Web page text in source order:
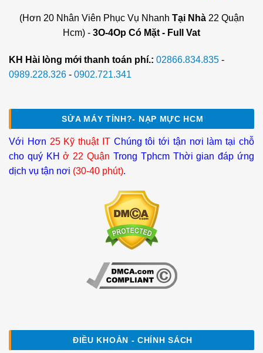
(Hơn 20 Nhân Viên Phục Vụ Nhanh Tại Nhà22 Quận
Hcm) - 3O-4Op Có Mặt - Full Vat
KH Hài lòng mới thanh toán phí.: 02866.834.835 -
0989.228.326 - 0902.721.341
SỬA MÁY TÍNH?- NẠP MỰC HCM
Với Hơn 25 Kỹ thuật ITChúng tôi tới tận nơi làm tại chỗ
cho quý KHở 22 Quận Trong Tphcm Thời gian đáp ứng
dịch vụ tận nơi (30-40 phút).
ĐIỀU KHOẢN - CHÍNH SÁCH